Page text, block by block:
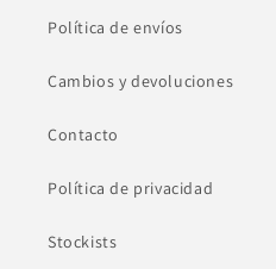
Política de envíos
Cambios y devoluciones
Contacto
Política de privacidad
Stockists